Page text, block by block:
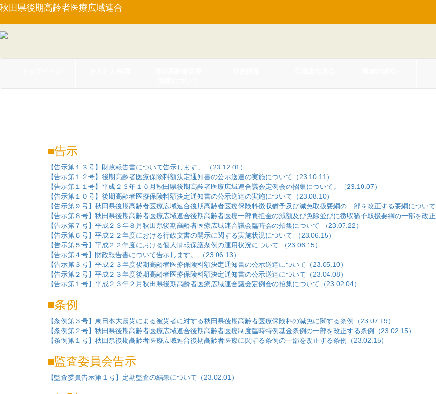
秋田県後期高齢者医療広域連合
告示
【告示第１３号】財政報告書について告示します。 （23.12.01）
【告示第１２号】後期高齢者医療保険料額決定通知書の公示送達の実施について（23.10.11）
【告示第１１号】平成２３年１０月秋田県後期高齢者医療広域連合議会定例会の招集について。（23.10.07）
【告示第１０号】後期高齢者医療保険料額決定通知書の公示送達の実施について（23.08.10）
【告示第９号】秋田県後期高齢者医療広域連合後期高齢者医療保険料徴収猶予及び減免取扱要綱の一部を改正する要綱につい
【告示第８号】秋田県後期高齢者医療広域連合後期高齢者医療一部負担金の減額及び免除並びに徴収猶予取扱要綱の一部を改
【告示第７号】平成２３年８月秋田県後期高齢者医療広域連合議会臨時会の招集について （23.07.22）
【告示第６号】平成２２年度における行政文書の開示に関する実施状況について （23.06.15）
【告示第５号】平成２２年度における個人情報保護条例の運用状況について （23.06.15）
【告示第４号】財政報告書について告示します。 （23.06.13）
【告示第３号】平成２３年度後期高齢者医療保険料額決定通知書の公示送達について（23.05.10）
【告示第２号】平成２３年度後期高齢者医療保険料額決定通知書の公示送達について（23.04.08）
【告示第１号】平成２３年２月秋田県後期高齢者医療広域連合議会定例会の招集について（23.02.04）
条例
【条例第３号】東日本大震災による被災者に対する秋田県後期高齢者医療保険料の減免に関する条例（23.07.19）
【条例第２号】秋田県後期高齢者医療広域連合後期高齢者医療制度臨時特例基金条例の一部を改正する条例（23.02.15）
【条例第１号】秋田県後期高齢者医療広域連合後期高齢者医療に関する条例の一部を改正する条例（23.02.15）
監査委員会告示
【監査委員告示第１号】定期監査の結果について（23.02.01）